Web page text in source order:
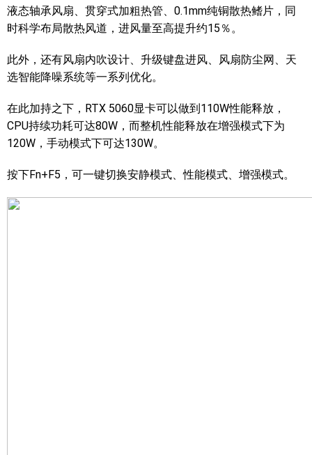
液态轴承风扇、贯穿式加粗热管、0.1mm纯铜散热鳍片，同
时科学布局散热风道，进风量至高提升约15％。
此外，还有风扇内吹设计、升级键盘进风、风扇防尘网、天
选智能降噪系统等一系列优化。
在此加持之下，RTX 5060显卡可以做到110W性能释放，
CPU持续功耗可达80W，而整机性能释放在增强模式下为
120W，手动模式下可达130W。
按下Fn+F5，可一键切换安静模式、性能模式、增强模式。